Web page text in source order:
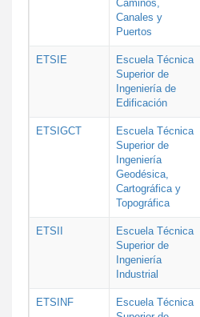
Caminos,
Canales y
Puertos
ETSIE
Escuela Técnica
Superior de
Ingeniería de
Edificación
ETSIGCT
Escuela Técnica
Superior de
Ingeniería
Geodésica,
Cartográfica y
Topográfica
ETSII
Escuela Técnica
Superior de
Ingeniería
Industrial
ETSINF
Escuela Técnica